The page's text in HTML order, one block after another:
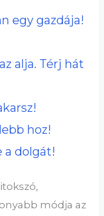
egy gazdája!
alja. Térj hát
hoz!
a dolgát!
módja az